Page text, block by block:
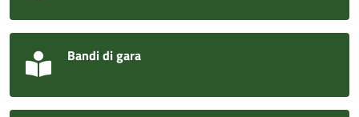
Bandi di gara